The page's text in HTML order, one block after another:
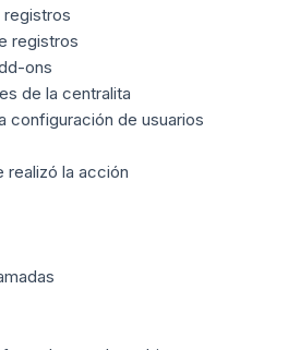
registros
registros
ons
de la centralita
configuración de usuarios
realizó la acción